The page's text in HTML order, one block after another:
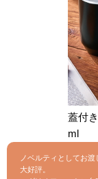
蓋付
ml
ノベルティとしてお
大好評。